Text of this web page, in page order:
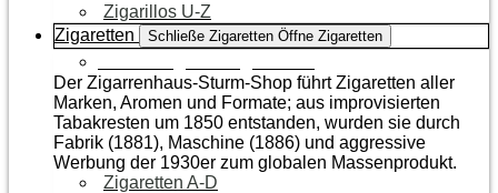
Zigarillos U-Z
Zigaretten
Schließe Zigaretten Öffne Zigaretten
Der Zigarrenhaus-Sturm-Shop führt Zigaretten aller
Marken, Aromen und Formate; aus improvisierten
Tabakresten um 1850 entstanden, wurden sie durch
Fabrik (1881), Maschine (1886) und aggressive
Werbung der 1930er zum globalen Massenprodukt.
Zigaretten A-D